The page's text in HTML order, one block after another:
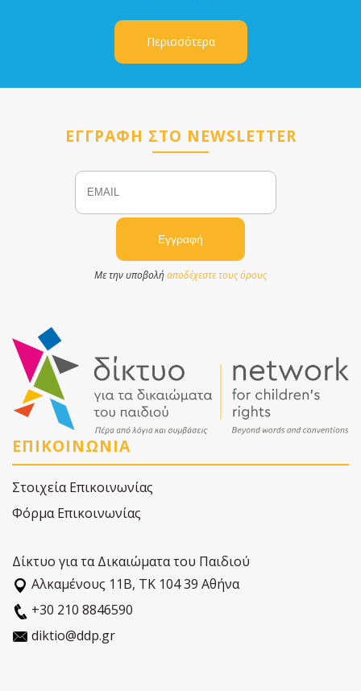
Περισσότερα
ΕΓΓΡΑΦΗ ΣΤΟ NEWSLETTER
Email
Με την υποβολήαποδέχεστε τους όρους
ΕΠΙΚΟΙΝΩΝΙΑ
Στοιχεία Επικοινωνίας
Φόρμα Επικοινωνίας
Δίκτυο για τα Δικαιώματα του Παιδιού
Αλκαµένους 11Β, ΤΚ 104 39 Αθήνα
+30 210 8846590
diktio@ddp.gr